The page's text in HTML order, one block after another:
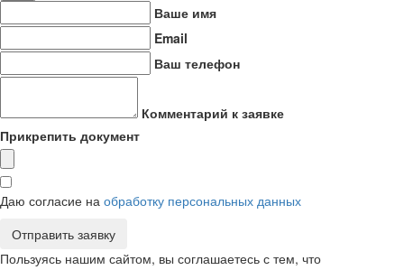
Ваше имя
Email
Ваш телефон
Комментарий к заявке
Прикрепить документ
Даю согласие на обработку персональных данных
Отправить заявку
Пользуясь нашим сайтом, вы соглашаетесь с тем, что